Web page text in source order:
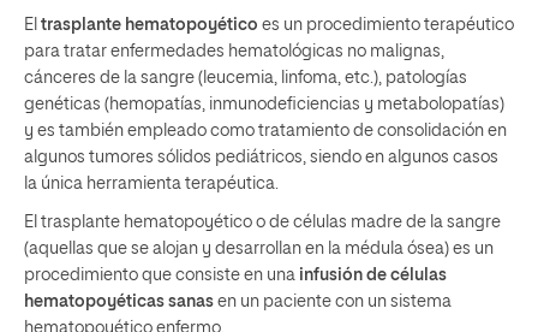
El trasplante hematopoyético es un procedimiento terapéutico
para tratar enfermedades hematológicas no malignas,
cánceres de la sangre (leucemia, linfoma, etc.), patologías
genéticas (hemopatías, inmunodeficiencias y metabolopatías)
y es también empleado como tratamiento de consolidación en
algunos tumores sólidos pediátricos, siendo en algunos casos
la única herramienta terapéutica.
El trasplante hematopoyético o de células madre de la sangre
(aquellas que se alojan y desarrollan en la médula ósea) es un
procedimiento que consiste en una infusión de células
hematopoyéticas sanas en un paciente con un sistema
hematopoyético enfermo.